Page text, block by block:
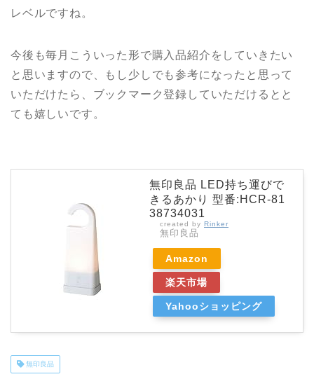
レベルですね。
今後も毎月こういった形で購入品紹介をしていきたい
と思いますので、もし少しでも参考になったと思って
いただけたら、ブックマーク登録していただけるとと
ても嬉しいです。
無印良品 LED持ち運びで
きるあかり 型番:HCR-81
38734031
created by Rinker
無印良品
Amazon
楽天市場
Yahooショッピング
無印良品